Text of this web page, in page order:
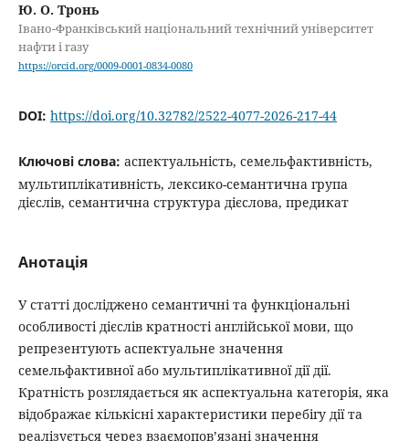
Ю. О. Тронь
Івано-Франківський національний технічний університет
нафти і газу
https://orcid.org/0009-0001-0834-0080
DOI: https://doi.org/10.32782/2522-4077-2026-217-44
Ключові слова: аспектуальність, семельфактивність,
мультиплікативність, лексико-семантична група
дієслів, семантична структура дієслова, предикат
Анотація
У статті досліджено семантичні та функціональні
особливості дієслів кратності англійської мови, що
репрезентують аспектуальне значення
семельфактивної або мультиплікативної дії дії.
Кратність розглядається як аспектуальна категорія, яка
відображає кількісні характеристики перебігу дії та
реалізується через взаємопов’язані значення